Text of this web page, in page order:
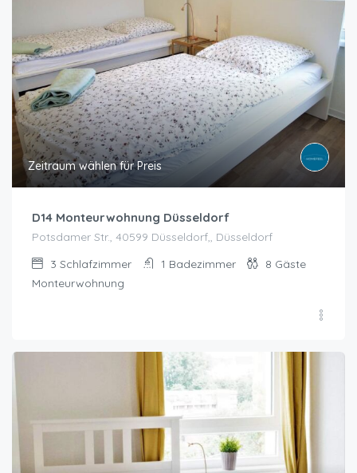
Zeitraum wählen für Preis
D14 Monteurwohnung Düsseldorf
Potsdamer Str., 40599 Düsseldorf,, Düsseldorf
3 Schlafzimmer 1 Badezimmer 8 Gäste
Monteurwohnung